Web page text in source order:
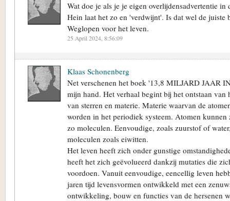
Wat doe je als je je eigen overlijdensadvertentie in
Hein laat het zo en 'verdwijnt'. Is dat wel de juiste
Weglopen voor het leven.
25 April 2024, 8:56:09
Klaas Schonenberg
Net verschenen het boek '13,8 MILJARD JAAR
mijn hand. Het verhaal begint bij het ontstaan van
van sterren en materie. Materie waarvan de
worden in het periodiek systeem. Atomen
zo moleculen. Eenvoudige, zoals zuurstof of
moleculen zoals eiwitten.
Het leven heeft zich onder gunstige
heeft het zich geëvolueerd dankzij mutaties die
voordoen. Vanuit eenvoudige, eencellig leven
jaren tijd levensvormen ontwikkeld met een
ontwikkeling, bouw en functies van de hersenen